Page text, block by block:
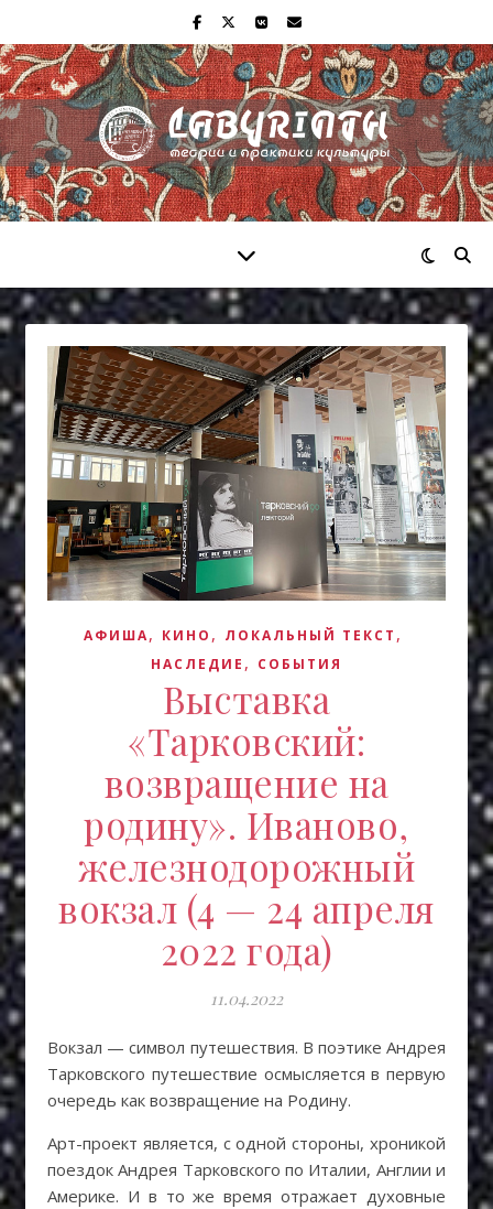
АФИША, КИНО , ЛОКАЛЬНЫЙ ТЕКСТ ,
НАСЛЕДИЕ , СОБЫТИЯ
Выставка
«Тарковский:
возвращение на
родину». Иваново,
железнодорожный
вокзал (4 — 24 апреля
2022 года)
11.04.2022
Вокзал — символ путешествия. В поэтике Андрея
Тарковского путешествие осмысляется в первую
очередь как возвращение на Родину.
Арт-проект является, с одной стороны, хроникой
поездок Андрея Тарковского по Италии, Англии и
Америке. И в то же время отражает духовные